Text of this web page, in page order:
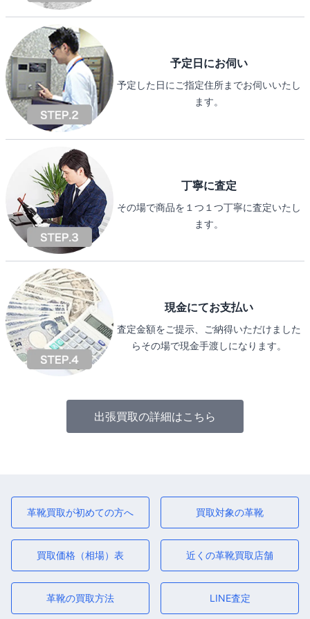
予定日にお伺い
予定した日にご指定住所までお伺いいたし
ます。
丁寧に査定
その場で商品を１つ１つ丁寧に査定いたし
ます。
現金にてお支払い
査定金額をご提示、ご納得いただけました
らその場で現金手渡しになります。
出張買取の詳細はこちら
革靴買取が初めての方へ 買取対象の革靴
買取価格（相場）表 近くの革靴買取店舗
革靴の買取方法 LINE査定